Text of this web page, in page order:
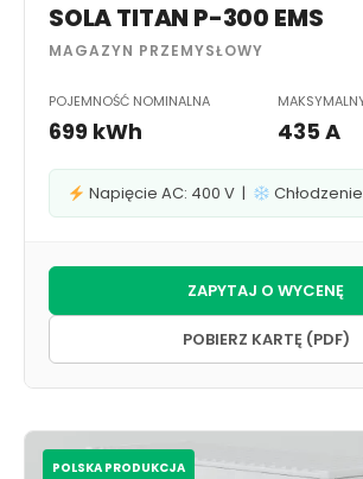
SOLA TITAN P-300 EMS
MAGAZYN PRZEMYSŁOWY
POJEMNOŚĆ NOMINALNA
699 kWh 435 A
Napięcie AC: 400 V |
ZAPYTAJ O WYCENĘ
POBIERZ KARTĘ (PDF)
POLSKA PRODUKCJA